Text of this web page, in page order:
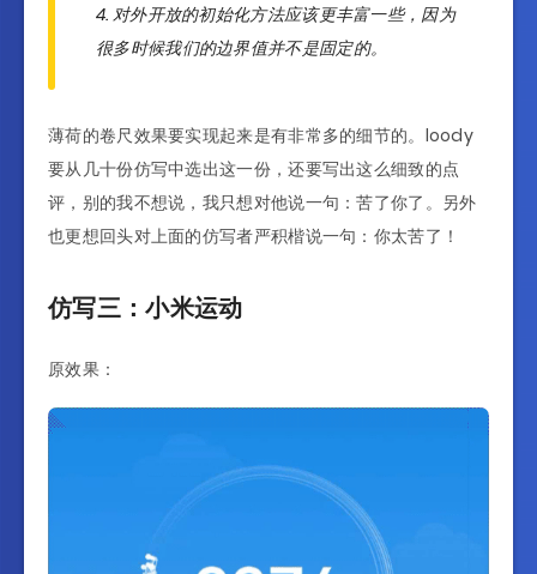
对外开放的初始化方法应该更丰富一些，因为
很多时候我们的边界值并不是固定的。
薄荷的卷尺效果要实现起来是有非常多的细节的。loody
要从几十份仿写中选出这一份，还要写出这么细致的点
评，别的我不想说，我只想对他说一句：苦了你了。另外
也更想回头对上面的仿写者严积楷说一句：你太苦了！
仿写三：小米运动
原效果：